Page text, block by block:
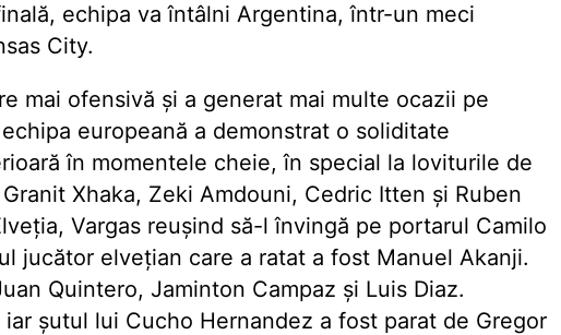
echipa va întâlni Argentina, într-un meci
City.
mai ofensivă și a generat mai multe ocazii pe
europeană a demonstrat o soliditate
în momentele cheie, în special la loviturile de
Xhaka, Zeki Amdouni, Cedric Itten și Ruben
Vargas reușind să-l învingă pe portarul Camilo
jucător elvețian care a ratat a fost Manuel Akanji.
Quintero, Jaminton Campaz și Luis Diaz.
șutul lui Cucho Hernandez a fost parat de Gregor